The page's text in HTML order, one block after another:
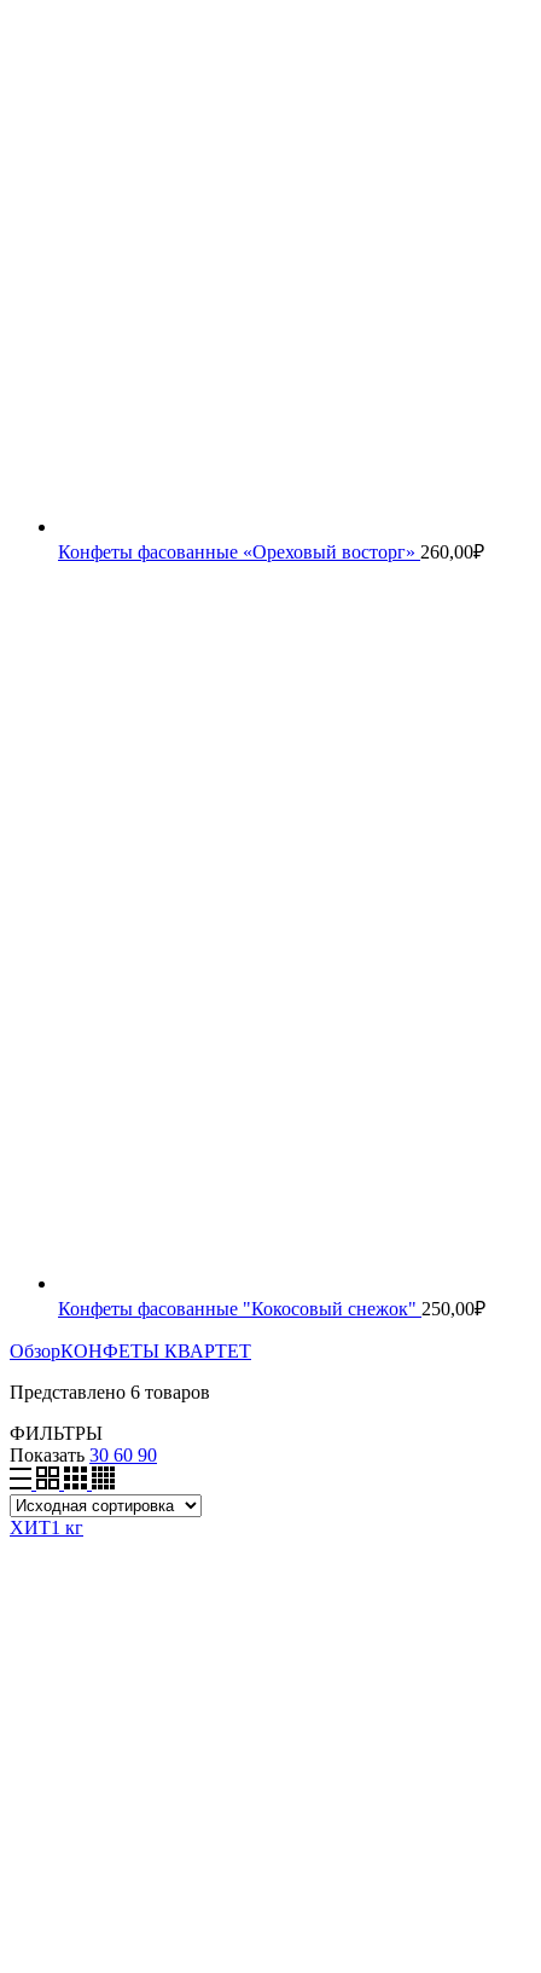
Конфеты фасованные «Ореховый восторг» 260,00₽
Конфеты фасованные "Кокосовый снежок" 250,00₽
ОбзорКОНФЕТЫ КВАРТЕТ
Представлено 6 товаров
ФИЛЬТРЫ
Показать 30 60 90
ХИТ1 кг